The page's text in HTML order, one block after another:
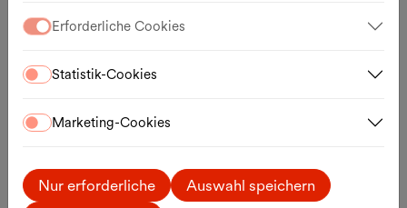
Mo., 17.08.2026
Erforderliche Cookies
Statistik-Cookies
Marketing-Cookies
Nur erforderliche
Auswahl speichern